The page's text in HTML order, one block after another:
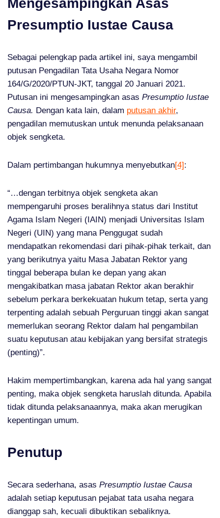
Mengesampingkan Asas
Presumptio Iustae Causa
Sebagai pelengkap pada artikel ini, saya mengambil
putusan Pengadilan Tata Usaha Negara Nomor
164/G/2020/PTUN-JKT, tanggal 20 Januari 2021.
Putusan ini mengesampingkan asas Presumptio Iustae
Causa. Dengan kata lain, dalam putusan akhir,
pengadilan memutuskan untuk menunda pelaksanaan
objek sengketa.
Dalam pertimbangan hukumnya menyebutkan[4]:
“…dengan terbitnya objek sengketa akan
mempengaruhi proses beralihnya status dari Institut
Agama Islam Negeri (IAIN) menjadi Universitas Islam
Negeri (UIN) yang mana Penggugat sudah
mendapatkan rekomendasi dari pihak-pihak terkait, dan
yang berikutnya yaitu Masa Jabatan Rektor yang
tinggal beberapa bulan ke depan yang akan
mengakibatkan masa jabatan Rektor akan berakhir
sebelum perkara berkekuatan hukum tetap, serta yang
terpenting adalah sebuah Perguruan tinggi akan sangat
memerlukan seorang Rektor dalam hal pengambilan
suatu keputusan atau kebijakan yang bersifat strategis
(penting)”.
Hakim mempertimbangkan, karena ada hal yang sangat
penting, maka objek sengketa haruslah ditunda. Apabila
tidak ditunda pelaksanaannya, maka akan merugikan
kepentingan umum.
Penutup
Secara sederhana, asas Presumptio Iustae Causa
adalah setiap keputusan pejabat tata usaha negara
dianggap sah, kecuali dibuktikan sebaliknya.